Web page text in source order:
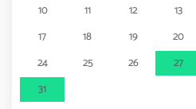
10 11 12 13
17
18 19 20
24
25 26 27
31